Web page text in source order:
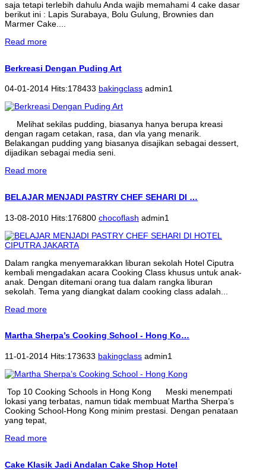
saja tetapi terlebih dahulu Anda wajib memahami 4 cake dasar
berikut ini : Lapis Surabaya, Bolu Gulung, Brownies dan
Marmer Cake....
Read more
Berkreasi Dengan Puding Art
04-01-2014 Hits:178433 bakingclass admin1
Melihat sekilas pudding, biasanya hanya berupa kreasi
dengan ragam cetakan, rasa, dan vla yang menarik.
Belakangan pudding yang biasanya disajikan sebagai dessert,
dijadikan sebagai media seni.
Read more
BELAJAR MENJADI PASTRY CHEF SEHARI DI …
13-08-2010 Hits:176800 chocoflash admin1
Dalam rangka menyemarakkan liburan sekolah Hotel Ciputra
kembali mengadakan acara Cooking Class khusus untuk anak-
anak. Dengan ditemani orang tua dalam rangka liburan
sekolah. Tema yang diangkat dalam cooking class adalah...
Read more
Martha Sherpa’s Cooking School - Hong Ko…
11-01-2014 Hits:173633 bakingclass admin1
Top 10 Cooking Schools in Hong Kong Meski menempati
lokasi yang terbatas, namun tidak membuat Martha Sherpa’s
Cooking School-Hong Kong minim prestasi. Dengan penataan
yang tepat,
Read more
Cake Klasik Jadi Andalan Cake Shop Hotel